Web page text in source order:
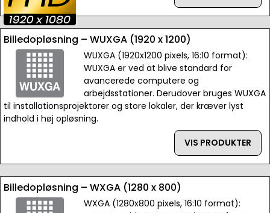
Billedopløsning – WUXGA (1920 x 1200)
WUXGA (1920x1200 pixels, 16:10 format):
WUXGA er ved at blive standard for
avancerede computere og
arbejdsstationer. Derudover bruges WUXGA
til installationsprojektorer og store lokaler, der kræver lyst
indhold i høj opløsning.
VIS PRODUKTER
Billedopløsning – WXGA (1280 x 800)
WXGA (1280x800 pixels, 16:10 format):